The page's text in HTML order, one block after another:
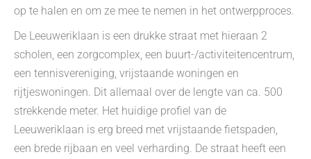
op te halen en om ze mee te nemen in het ontwerpproces.
De Leeuweriklaan is een drukke straat met hieraan 2
scholen, een zorgcomplex, een buurt-/activiteitencentrum,
een tennisvereniging, vrijstaande woningen en
rijtjeswoningen. Dit allemaal over de lengte van ca. 500
strekkende meter. Het huidige profiel van de
Leeuweriklaan is erg breed met vrijstaande fietspaden,
een brede rijbaan en veel verharding. De straat heeft een